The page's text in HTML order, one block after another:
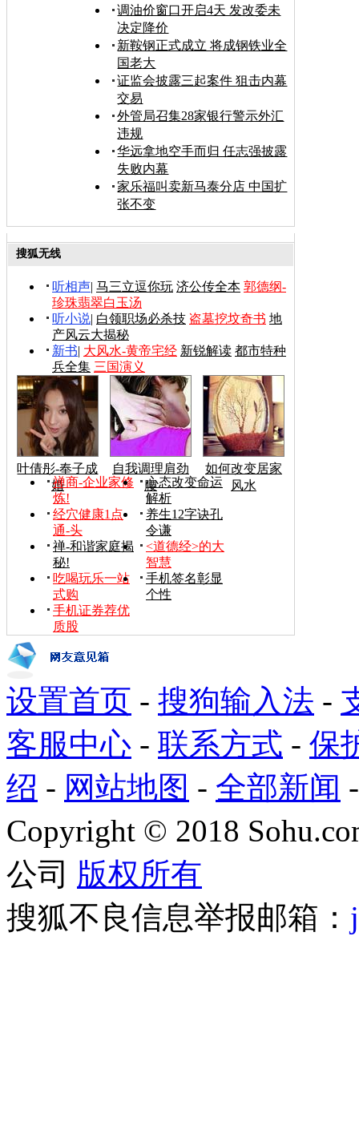
调油价窗口开启4天 发改委未
决定降价
新鞍钢正式成立 将成钢铁业全
国老大
证监会披露三起案件 狙击内幕
交易
外管局召集28家银行警示外汇
违规
华远拿地空手而归 任志强披露
失败内幕
家乐福叫卖新马泰分店 中国扩
张不变
搜狐无线
听相声| 马三立逗你玩 济公传全本 郭德纲-
珍珠翡翠白玉汤
听小说| 白领职场必杀技 盗墓挖坟奇书 地
产风云大揭秘
新书| 大风水-黄帝宅经 新锐解读 都市特种
兵全集 三国演义
叶倩彤-奉子成
婚
自我调理肩劲
腰
如何改变居家
风水
禅商-企业家修
炼!
心态改变命运
解析
经穴健康1点
通-头
养生12字诀孔
令谦
禅-和谐家庭揭
秘!
<道德经>的大
智慧
吃喝玩乐一站
式购
手机签名彰显
个性
手机证券荐优
质股
设置首页 - 搜狗输入法 -
客服中心 - 联系方式 - 保
绍 - 网站地图 - 全部新闻
Copyright © 2018
公司 版权所有
搜狐不良信息举报邮箱：